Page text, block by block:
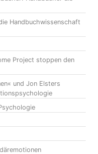
Handbuchwissenschaft
Project stoppen den
und Jon Elsters